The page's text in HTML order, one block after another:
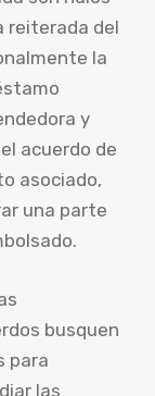
reiterada del
la
y
acuerdo de
asociado,
una parte
busquen
para
las